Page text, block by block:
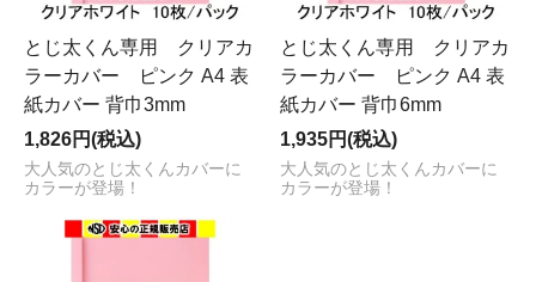
とじ太くん専用 クリアカ
ラーカバー ピンク A4 表
紙カバー 背巾3mm
1,826円(税込)
大人気のとじ太くんカバーに
カラーが登場！
とじ太くん専用 クリアカ
ラーカバー ピンク A4 表
紙カバー 背巾6mm
1,935円(税込)
大人気のとじ太くんカバーに
カラーが登場！